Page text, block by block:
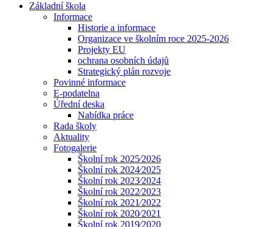
Základní škola
Informace
Historie a informace
Organizace ve školním roce 2025-2026
Projekty EU
ochrana osobních údajů
Strategický plán rozvoje
Povinné informace
E-podatelna
Úřední deska
Nabídka práce
Rada školy
Aktuality
Fotogalerie
Školní rok 2025⁄2026
Školní rok 2024⁄2025
Školní rok 2023⁄2024
Školní rok 2022⁄2023
Školní rok 2021⁄2022
Školní rok 2020⁄2021
Školní rok 2019⁄2020